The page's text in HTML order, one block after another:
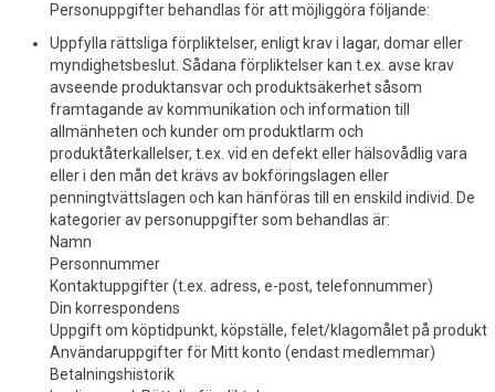
Personuppgifter behandlas för att möjliggöra följande:
Uppfylla rättsliga förpliktelser, enligt krav i lagar, domar eller
myndighetsbeslut. Sådana förpliktelser kan t.ex. avse krav
avseende produktansvar och produktsäkerhet såsom
framtagande av kommunikation och information till
allmänheten och kunder om produktlarm och
produktåterkallelser, t.ex. vid en defekt eller hälsovådlig vara
eller i den mån det krävs av bokföringslagen eller
penningtvättslagen och kan hänföras till en enskild individ. De
kategorier av personuppgifter som behandlas är:
Namn
Personnummer
Kontaktuppgifter (t.ex. adress, e-post, telefonnummer)
Din korrespondens
Uppgift om köptidpunkt, köpställe, felet/klagomålet på produkt
Användaruppgifter för Mitt konto (endast medlemmar)
Betalningshistorik